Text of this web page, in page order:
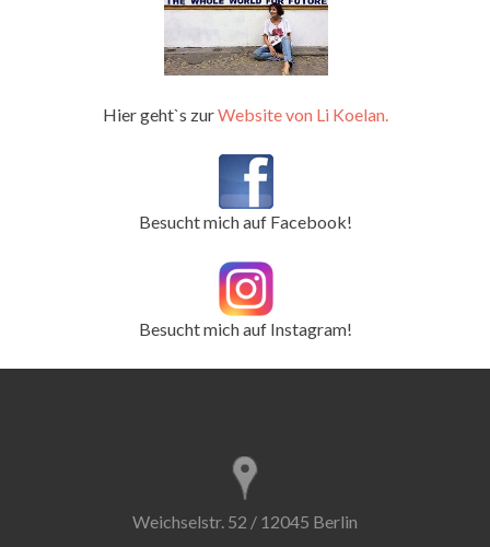
Hier geht`s zurWebsite von Li Koelan.
Besucht mich auf Facebook!
Besucht mich auf Instagram!
Weichselstr. 52 / 12045 Berlin